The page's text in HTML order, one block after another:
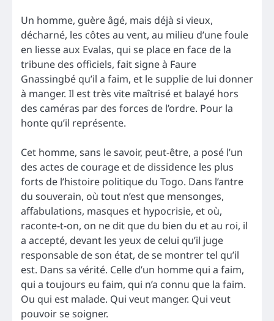
Un homme, guère âgé, mais déjà si vieux,
décharné, les côtes au vent, au milieu d’une foule
en liesse aux Evalas, qui se place en face de la
tribune des officiels, fait signe à Faure
Gnassingbé qu’il a faim, et le supplie de lui donner
à manger. Il est très vite maîtrisé et balayé hors
des caméras par des forces de l’ordre. Pour la
honte qu’il représente.
Cet homme, sans le savoir, peut-être, a posé l’un
des actes de courage et de dissidence les plus
forts de l’histoire politique du Togo. Dans l’antre
du souverain, où tout n’est que mensonges,
affabulations, masques et hypocrisie, et où,
raconte-t-on, on ne dit que du bien du et au roi, il
a accepté, devant les yeux de celui qu’il juge
responsable de son état, de se montrer tel qu’il
est. Dans sa vérité. Celle d’un homme qui a faim,
qui a toujours eu faim, qui n’a connu que la faim.
Ou qui est malade. Qui veut manger. Qui veut
pouvoir se soigner.